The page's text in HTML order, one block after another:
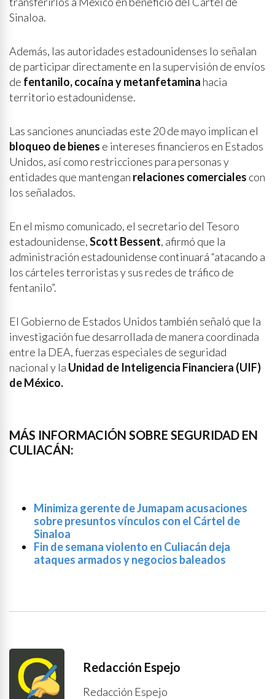
Sinaloa.
Además, las autoridades estadounidenses lo señalan
de participar directamente en la supervisión de envíos
de fentanilo, cocaína y metanfetamina hacia
territorio estadounidense.
Las sanciones anunciadas este 20 de mayo implican el
bloqueo de bienes e intereses financieros en Estados
Unidos, así como restricciones para personas y
entidades que mantengan relaciones comerciales con
los señalados.
En el mismo comunicado, el secretario del Tesoro
estadounidense,Scott Bessent, afirmó que la
administración estadounidense continuará “atacando a
los cárteles terroristas y sus redes de tráfico de
fentanilo”.
El Gobierno de Estados Unidos también señaló que la
investigación fue desarrollada de manera coordinada
entre la DEA, fuerzas especiales de seguridad
nacional y la Unidad de Inteligencia Financiera (UIF)
de México.
MÁS INFORMACIÓN SOBRE SEGURIDAD EN
CULIACÁN:
Minimiza gerente de Jumapam acusaciones
sobre presuntos vínculos con el Cártel de
Sinaloa
Fin de semana violento en Culiacán deja
ataques armados y negocios baleados
Redacción Espejo
Redacción Espejo